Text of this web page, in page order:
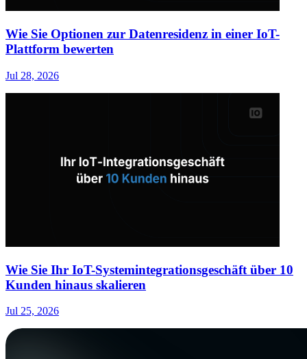
Wie Sie Optionen zur Datenresidenz in einer IoT-
Plattform bewerten
Jul 28, 2026
Wie Sie Ihr IoT-Systemintegrationsgeschäft über 10
Kunden hinaus skalieren
Jul 25, 2026